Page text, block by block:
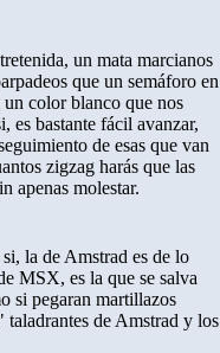
un mata marcianos
que un semáforo en
color blanco que nos
es bastante fácil avanzar,
de esas que van
zigzag harás que las
apenas molestar.
la de Amstrad es de lo
MSX, es la que se salva
si pegaran martillazos
de Amstrad y los